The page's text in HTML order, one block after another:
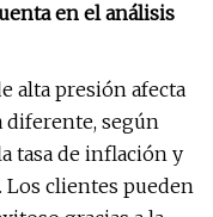
en el análisis
alta presión afecta
diferente, según
tasa de inflación y
clientes pueden